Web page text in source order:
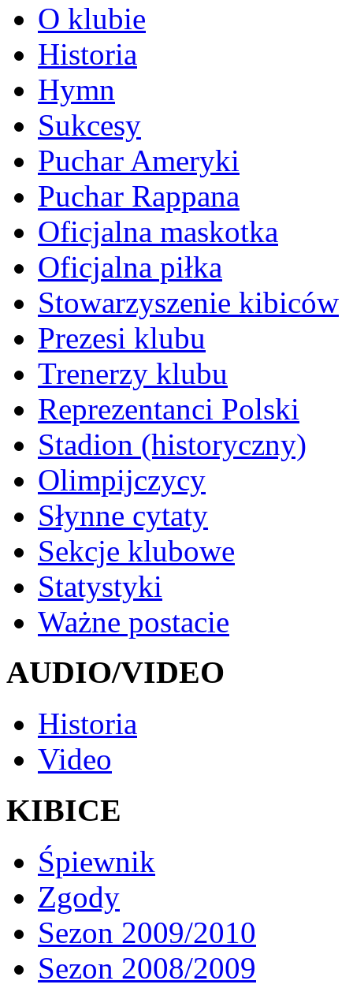
O klubie
Historia
Hymn
Sukcesy
Puchar Ameryki
Puchar Rappana
Oficjalna maskotka
Oficjalna piłka
Stowarzyszenie kibiców
Prezesi klubu
Trenerzy klubu
Reprezentanci Polski
Stadion (historyczny)
Olimpijczycy
Słynne cytaty
Sekcje klubowe
Statystyki
Ważne postacie
AUDIO/VIDEO
Historia
Video
KIBICE
Śpiewnik
Zgody
Sezon 2009/2010
Sezon 2008/2009